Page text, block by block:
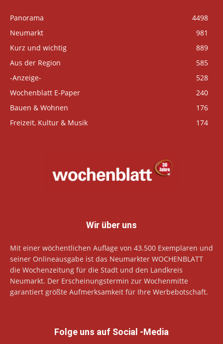
Panorama
4498
Neumarkt
981
Kurz und wichtig
889
Aus der Region
585
-Anzeige-
528
Wochenblatt E-Paper
240
Bauen & Wohnen
176
Freizeit, Kultur & Musik
174
Wir über uns
Mit einer wöchentlichen Auflage von 43.500 Exemplaren und
seiner Onlineausgabe ist das Neumarkter WOCHENBLATT
die Wochenzeitung für die Stadt und den Landkreis
Neumarkt. Der Erscheinungstermin zur Wochenmitte
garantiert größte Aufmerksamkeit für Ihre Werbebotschaft.
Folge uns auf Social -Media